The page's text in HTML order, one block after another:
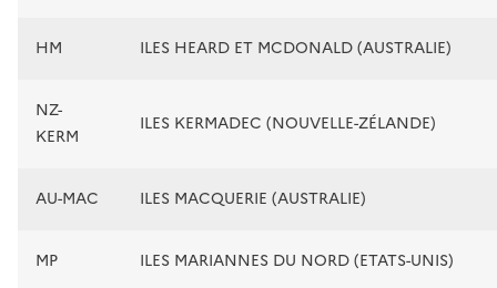
HM ILES HEARD ET MCDONALD (AUSTRALIE)
NZ-
KERM
ILES KERMADEC (NOUVELLE-ZÉLANDE)
AU-MAC ILES MACQUERIE (AUSTRALIE)
MP ILES MARIANNES DU NORD (ETATS-UNIS)